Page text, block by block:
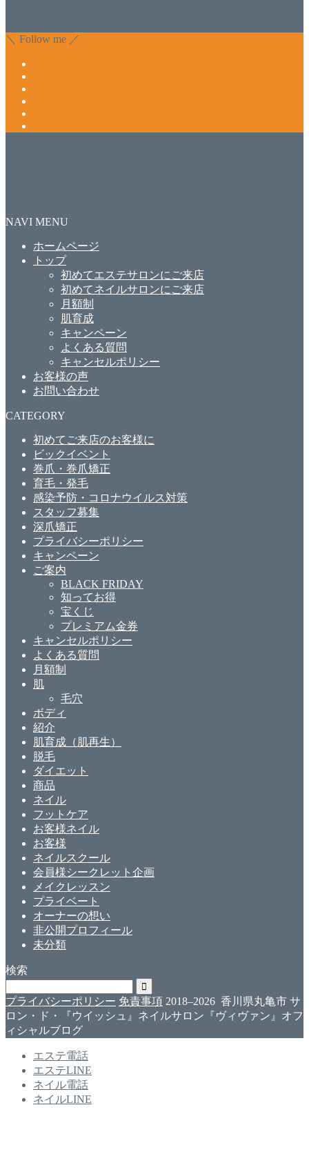
＼ Follow me ／
NAVI MENU
ホームページ
トップ
初めてエステサロンにご来店
初めてネイルサロンにご来店
月額制
肌育成
キャンペーン
よくある質問
キャンセルポリシー
お客様の声
お問い合わせ
CATEGORY
初めてご来店のお客様に
ビックイベント
巻爪・巻爪矯正
育毛・発毛
感染予防・コロナウイルス対策
スタッフ募集
深爪矯正
プライバシーポリシー
キャンペーン
ご案内
BLACK FRIDAY
知ってお得
宝くじ
プレミアム金券
キャンセルポリシー
よくある質問
月額制
肌
毛穴
ボディ
紹介
肌育成（肌再生）
脱毛
ダイエット
商品
ネイル
フットケア
お客様ネイル
お客様
ネイルスクール
会員様シークレット企画
メイクレッスン
プライベート
オーナーの想い
非公開プロフィール
未分類
検索
プライバシーポリシー 免責事項 2018–2026 香川県丸亀市 サ
ロン・ド・『ウイッシュ』ネイルサロン『ヴィヴァン』オフ
ィシャルブログ
エステ電話
エステLINE
ネイル電話
ネイルLINE